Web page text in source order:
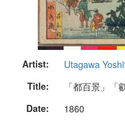
Artist:
Utagawa
Title:
「都百景」「
Date:
1860